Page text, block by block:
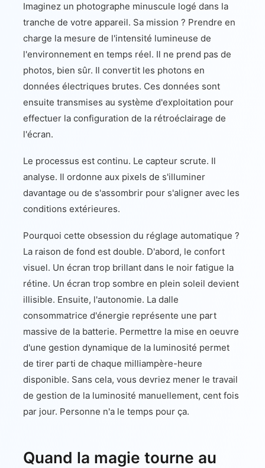
Imaginez un photographe minuscule logé dans la
tranche de votre appareil. Sa mission ? Prendre en
charge la mesure de l'intensité lumineuse de
l'environnement en temps réel. Il ne prend pas de
photos, bien sûr. Il convertit les photons en
données électriques brutes. Ces données sont
ensuite transmises au système d'exploitation pour
effectuer la configuration de la rétroéclairage de
l'écran.
Le processus est continu. Le capteur scrute. Il
analyse. Il ordonne aux pixels de s'illuminer
davantage ou de s'assombrir pour s'aligner avec les
conditions extérieures.
Pourquoi cette obsession du réglage automatique ?
La raison de fond est double. D'abord, le confort
visuel. Un écran trop brillant dans le noir fatigue la
rétine. Un écran trop sombre en plein soleil devient
illisible. Ensuite, l'autonomie. La dalle
consommatrice d'énergie représente une part
massive de la batterie. Permettre la mise en oeuvre
d'une gestion dynamique de la luminosité permet
de tirer parti de chaque milliampère-heure
disponible. Sans cela, vous devriez mener le travail
de gestion de la luminosité manuellement, cent fois
par jour. Personne n'a le temps pour ça.
Quand la magie tourne au